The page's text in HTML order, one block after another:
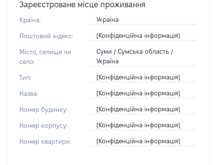
Зареєстроване місце проживання
Країна: Україна
Поштовий індекс: [Конфіденційна інформація]
Місто, селище чи
село:
Суми / Сумська область /
Україна
Тип: [Конфіденційна інформація]
Назва: [Конфіденційна інформація]
Номер будинку: [Конфіденційна інформація]
Номер корпусу: [Конфіденційна інформація]
Номер квартири: [Конфіденційна інформація]